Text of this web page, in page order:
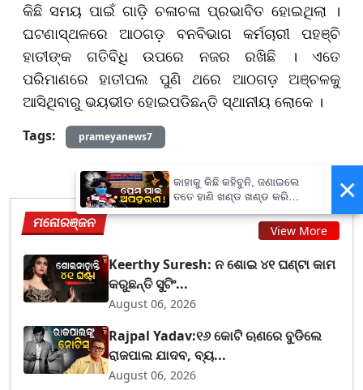
କିଛି ସମୟ ପାଇଁ ଗାଡ଼ି ଚଳାଚଳା ପ୍ରଭାବିତ ହୋଇଥିଲା ।
ଘଟଣାସ୍ଥଳରେ ଆଠଗଡ଼ ବନବିଭାଗ କର୍ମଚାରୀ ପହଞ୍ଚି
ହାତୀଙ୍କ ଗତିବିଧି ଉପରେ ନଜର ରଖିଛି । ଏତେ
ପରିମାଣରେ ହାତୀପଲ ପୁଣି ଥରେ ଆଠଗଡ଼ ଅଞ୍ଚଳକୁ
ଆସିଥିବାରୁ ଭୟଭୀତ ହୋଇପଡିଛନ୍ତି ସ୍ଥାନୀୟ ଲୋକେ ।
Tags: prameyanews7
ମନୋରଞ୍ଜନ View More
Keerthy Suresh: ନ ଶୋଇ ୪୧ ଘଣ୍ଟା କାମ
କରୁଛନ୍ତି ସୁଟିଂ...
August 06, 2026
Rajpal Yadav:୧୬ କୋଟି ଋଣରେ ବୁଡିଲେ
ରାଜପାଲ ଯାଦବ, ବ୍ୟ...
August 06, 2026
×
କାହାକୁ କିଛି କହିବୁନି, ଜଣାଇଲେ
ତତେ ହାଣି ଖଣ୍ଡ ଖଣ୍ଡ କରି